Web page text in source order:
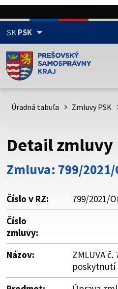
SKPSK
Doména psk.sk je oficiálna
Toto je oficiálna webová
psk.sk.
Buďte pozorní a vždy sa
cez zabezpečenú webovú
vždy začína https:// pred
Úradná tabuľa Zmluvy PSK
Detail zmluvy
Zmluva: 799/2021/
Číslo v RZ:
799/2021/
Číslo
zmluvy:
Názov:
ZMLUVA č.
poskytnutí